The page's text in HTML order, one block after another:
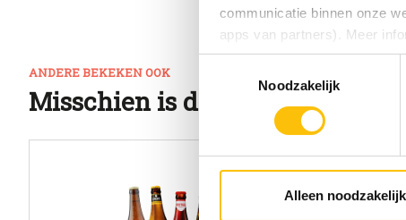
communicatie binnen onze
apps van partners). Meer
Vind je deze twee
voor functionele en
Noodzakelijk
Alleen noodzakelijk
ANDERE BEKEKEN OOK
Misschien is dit ook wat voor jou